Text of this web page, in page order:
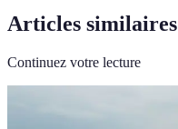
Articles similaires
Continuez votre lecture